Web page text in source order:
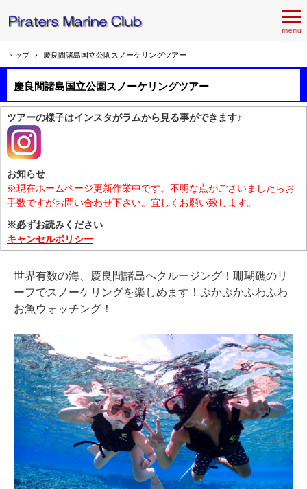
トップ › 慶良間諸島国立公園スノーケリングツアー
慶良間諸島国立公園スノーケリングツアー
ツアーの様子はインスタがラムから見る事ができます♪
お知らせ
※現在ホームページ更新作業中です。不明な点がございましたらお
手数ですがお問い合わせ下さい。宜しくお願い致します。
※必ずお読みください
キャンセルポリシー
世界有数の海、慶良間諸島へクルージング！珊瑚礁のリ
ーフでスノーケリングを楽しめます！ぷかぷかふわふわ
お魚ウォッチング！